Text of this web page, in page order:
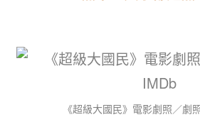
《超級大國民》電影劇照／劇